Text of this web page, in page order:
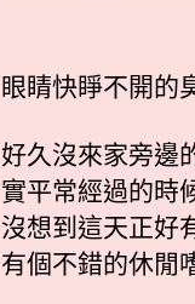
眼睛快睜不開的
好久沒來家旁邊
實平常經過的時
沒想到這天正好
有個不錯的休閒